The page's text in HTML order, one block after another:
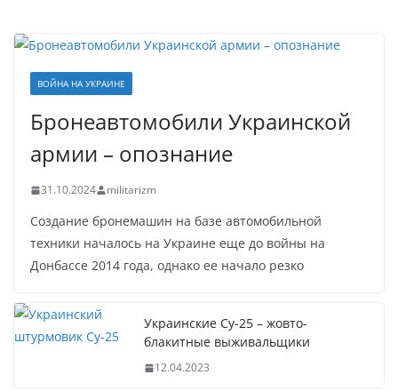
ВОЙНА НА УКРАИНЕ
Бронеавтомобили Украинской
армии – опознание
31.10.2024 militarizm
Создание бронемашин на базе автомобильной
техники началось на Украине еще до войны на
Донбассе 2014 года, однако ее начало резко
Украинские Су-25 – жовто-
блакитные выживальщики
12.04.2023